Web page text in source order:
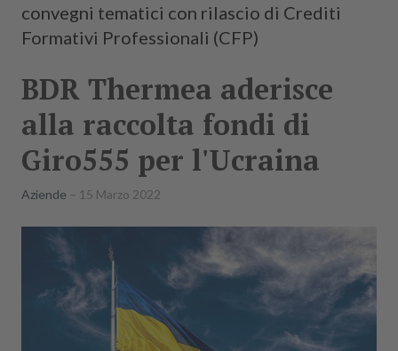
convegni tematici con rilascio di Crediti
Formativi Professionali (CFP)
BDR Thermea aderisce
alla raccolta fondi di
Giro555 per l'Ucraina
Aziende 15 Marzo 2022